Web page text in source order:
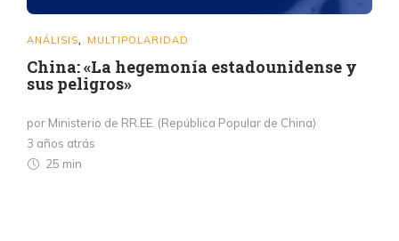
ANÁLISIS MULTIPOLARIDAD
China: «La hegemonía estadounidense y
sus peligros»
por Ministerio de RR.EE. (República Popular de China)
3 años atrás
25 min